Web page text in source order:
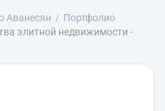
Аванесян
Портфолио
элитной недвижимости -